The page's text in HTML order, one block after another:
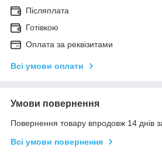
Післяплата
Готівкою
Оплата за реквізитами
Всі умови оплати
Умови повернення
Повернення товару впродовж 14 днів
Всі умови повернення